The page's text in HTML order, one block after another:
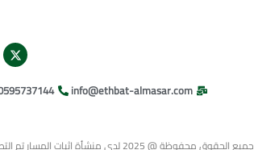
info@ethbat-almasar.com
جميع الحقوق محفوظة @ 2025 لدي منشأة إثبات المسار تم التصميم بواسطة